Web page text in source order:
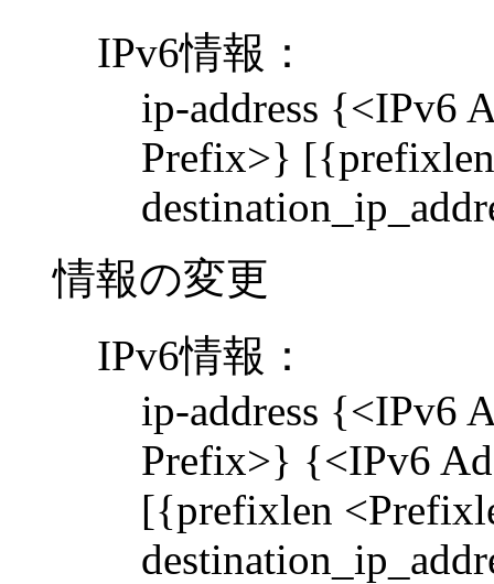
IPv6情報：
ip-address {<IPv6
Prefix>}
情報の変更
IPv6情報：
ip-address {<IPv6
Prefix>} {<IPv6
[{prefixlen